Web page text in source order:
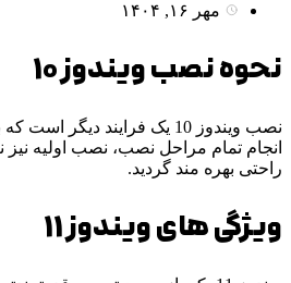
مهر ۱۶, ۱۴۰۴
نحوه نصب ویندوز 10
نصب ویندوز 10 یک
راحتی بهره مند گردید.
ویژگی های ویندوز 11